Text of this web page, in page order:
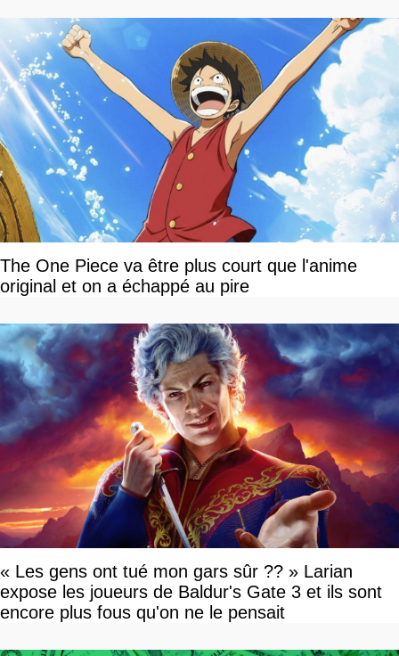
The One Piece va être plus court que l'anime
original et on a échappé au pire
« Les gens ont tué mon gars sûr ?? » Larian
expose les joueurs de Baldur's Gate 3 et ils sont
encore plus fous qu'on ne le pensait